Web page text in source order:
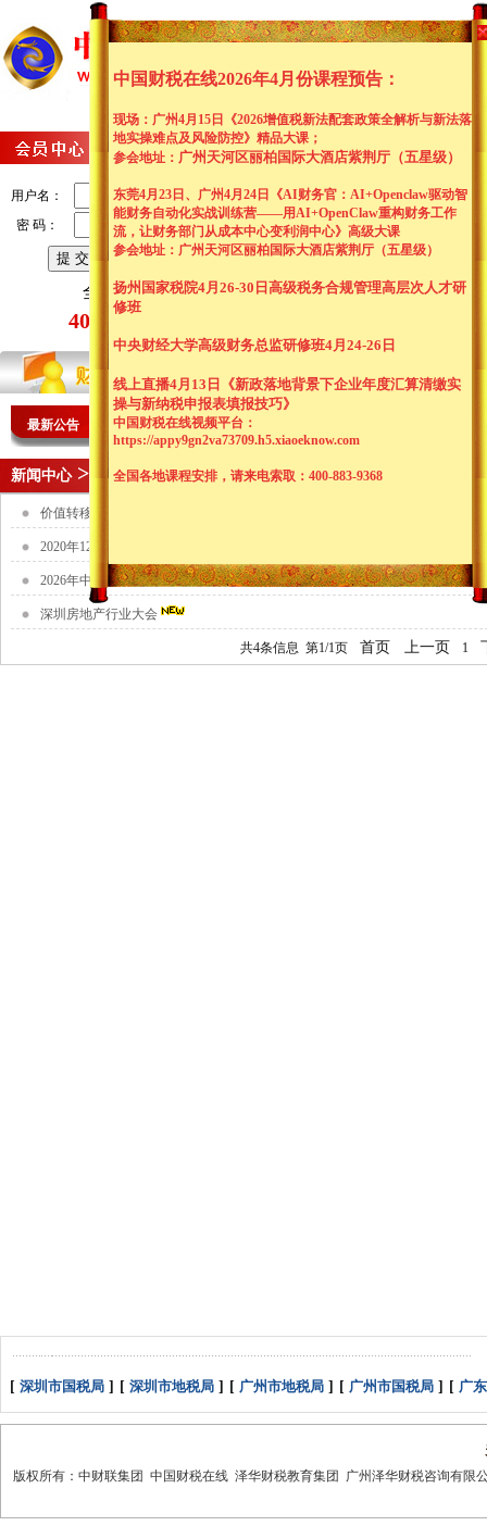
用户名：
密 码：
| | 注册|
全国客服热线：
400-883-9368
网站首页 关于我们
新闻资讯
资料中心
最新公告 中国财税在线2026年4月13日线上直播：
中 国财税在线2026年4月13日线上直播：《新政落地背景下企
新闻中心> 全国专行业交流大会
价值转移避税探秘
2020年12月16-20日海南海口专行业大会20...
2026年中国财税在线全国财税管理精英论坛大会课程...
深圳房地产行业大会
共4条信息 第1/1页 首页 上一页 1
[ 深圳市国税局] [ 深圳市地税局] [ 广州市地税局] [ 广州市国税局] [ 广
版权所有：中财联集团 中国财税在线 泽华财税教育集团 广州泽华财税咨询有限
中国财税在线2026年4月份课程预告：
现场：广州4月15日《2026增值税新法配套政策全解析与新法落
地实操难点及风险防控》精品大课；
参会地址： 广州天河区丽柏国际大酒店紫荆厅（五星级）
东莞4月23日、广州4月24日《AI财务官：AI+Openclaw驱动智
能财务自动化实战训练营——用AI+OpenClaw重构财务工作
流，让财务部门从成本中心变利润中心》高级大课
参会地址：广州天河区丽柏国际大酒店紫荆厅（五星级）
扬州国家税院4月26-30日高级税务合规管理高层次人才研
修班
中央财经大学高级财务总监研修班4月24-26日
线上直播4月13日《新政落地背景下企业年度汇算清缴实
操与新纳税申报表填报技巧》
中国财税在线视频平台：
https://appy9gn2va73709.h5.xiaoeknow.com
全国各地课程安排，请来电索取：400-883-9368